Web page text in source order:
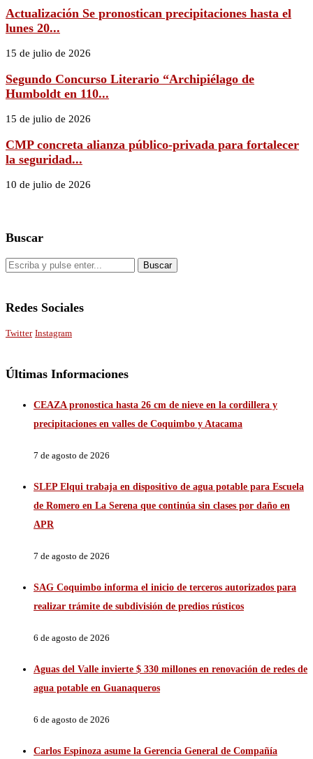
Actualización Se pronostican precipitaciones hasta el
lunes 20...
15 de julio de 2026
Segundo Concurso Literario “Archipiélago de
Humboldt en 110...
15 de julio de 2026
CMP concreta alianza público-privada para fortalecer
la seguridad...
10 de julio de 2026
Buscar
Redes Sociales
Twitter Instagram
Últimas Informaciones
CEAZA pronostica hasta 26 cm de nieve en la cordillera y
precipitaciones en valles de Coquimbo y Atacama
7 de agosto de 2026
SLEP Elqui trabaja en dispositivo de agua potable para Escuela
de Romero en La Serena que continúa sin clases por daño en
APR
7 de agosto de 2026
SAG Coquimbo informa el inicio de terceros autorizados para
realizar trámite de subdivisión de predios rústicos
6 de agosto de 2026
Aguas del Valle invierte $ 330 millones en renovación de redes de
agua potable en Guanaqueros
6 de agosto de 2026
Carlos Espinoza asume la Gerencia General de Compañía